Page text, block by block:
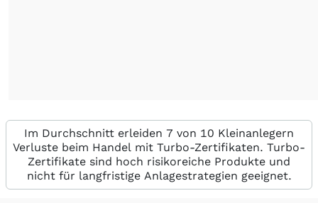
Im Durchschnitt erleiden 7 von 10 Kleinanlegern
Verluste beim Handel mit Turbo-Zertifikaten. Turbo-
Zertifikate sind hoch risikoreiche Produkte und
nicht für langfristige Anlagestrategien geeignet.